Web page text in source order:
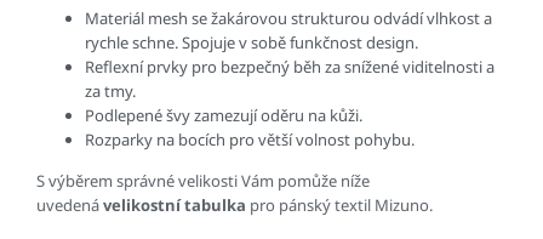
Materiál mesh se žakárovou strukturou odvádí vlhkost a
rychle schne. Spojuje v sobě funkčnost design.
Reflexní prvky pro bezpečný běh za snížené viditelnosti a
za tmy.
Podlepené švy zamezují oděru na kůži.
Rozparky na bocích pro větší volnost pohybu.
S výběrem správné velikosti Vám pomůže níže
uvedenávelikostní tabulka pro pánský textil Mizuno.